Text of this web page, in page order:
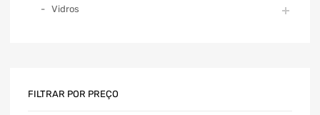
Vidros
FILTRAR POR PREÇO